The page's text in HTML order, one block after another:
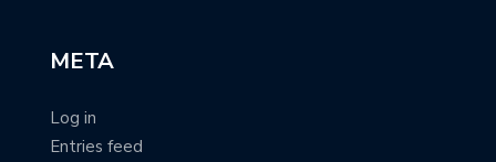
META
Log in
Entries feed